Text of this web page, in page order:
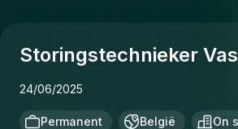
Storingstechnieker
24/06/2025
Permanent België
On